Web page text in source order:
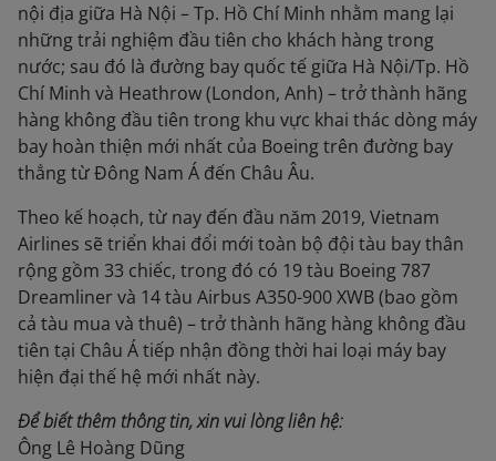
nội địa giữa Hà Nội – Tp. Hồ Chí Minh nhằm mang lại
những trải nghiệm đầu tiên cho khách hàng trong
nước; sau đó là đường bay quốc tế giữa Hà Nội/Tp. Hồ
Chí Minh và Heathrow (London, Anh) – trở thành hãng
hàng không đầu tiên trong khu vực khai thác dòng máy
bay hoàn thiện mới nhất của Boeing trên đường bay
thẳng từ Đông Nam Á đến Châu Âu.
Theo kế hoạch, từ nay đến đầu năm 2019, Vietnam
Airlines sẽ triển khai đổi mới toàn bộ đội tàu bay thân
rộng gồm 33 chiếc, trong đó có 19 tàu Boeing 787
Dreamliner và 14 tàu Airbus A350-900 XWB (bao gồm
cả tàu mua và thuê) – trở thành hãng hàng không đầu
tiên tại Châu Á tiếp nhận đồng thời hai loại máy bay
hiện đại thế hệ mới nhất này.
Để biết thêm thông tin, xin vui lòng liên hệ:
Ông Lê Hoàng Dũng